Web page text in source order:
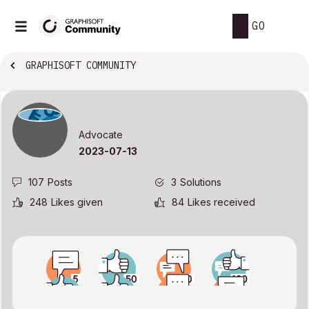
GO
GRAPHISOFT COMMUNITY
Advocate
‎2023-07-13
107 Posts 3 Solutions
248 Likes given 84 Likes received